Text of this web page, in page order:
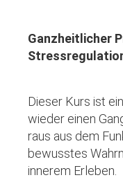
Ganzheitlicher
Dieser Kurs ist
wieder einen
raus aus dem
bewusstes
innerem Erleben.